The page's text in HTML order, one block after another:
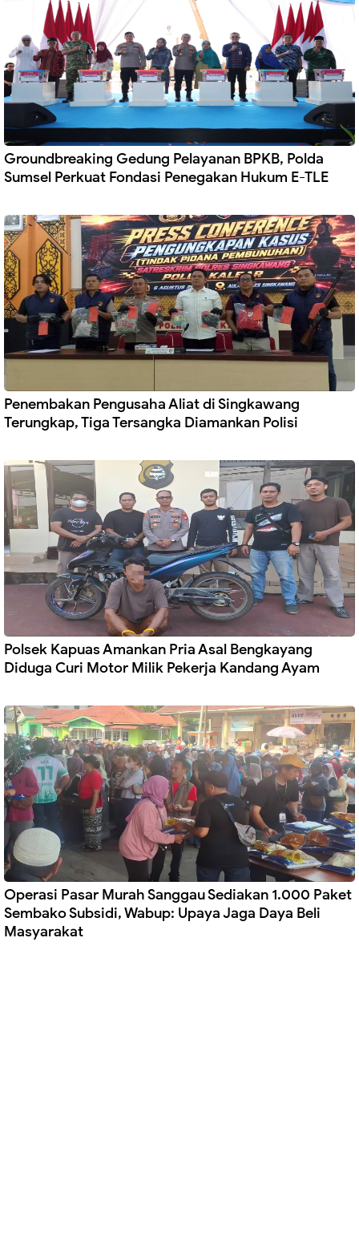
Groundbreaking Gedung Pelayanan BPKB, Polda
Sumsel Perkuat Fondasi Penegakan Hukum E-TLE
Penembakan Pengusaha Aliat di Singkawang
Terungkap, Tiga Tersangka Diamankan Polisi
Polsek Kapuas Amankan Pria Asal Bengkayang
Diduga Curi Motor Milik Pekerja Kandang Ayam
Operasi Pasar Murah Sanggau Sediakan 1.000 Paket
Sembako Subsidi, Wabup: Upaya Jaga Daya Beli
Masyarakat